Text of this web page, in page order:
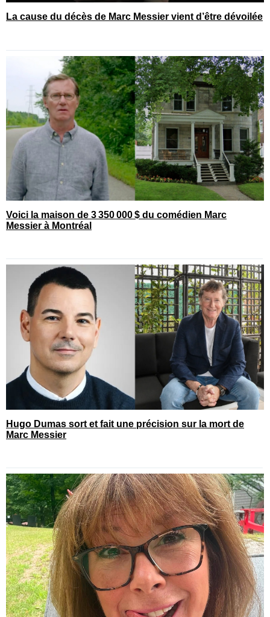
La cause du décès de Marc Messier vient d’être dévoilée
Voici la maison de 3 350 000 $ du comédien Marc
Messier à Montréal
Hugo Dumas sort et fait une précision sur la mort de
Marc Messier